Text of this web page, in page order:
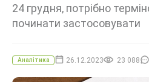
24 грудня, потрібно
починати застосовувати
Аналітика 26.12.2023 23 088